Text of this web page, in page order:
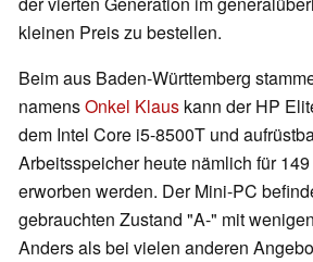
kleinen Preis zu bestellen.
Beim aus Baden-Württemberg
namensOnkel Klaus kann der HP
dem Intel Core i5-8500T und
Arbeitsspeicher heute nämlich für
erworben werden. Der Mini-PC
gebrauchten Zustand "A-" mit
Anders als bei vielen anderen